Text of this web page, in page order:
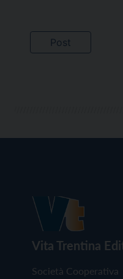
Vita Trentina
Società Cooperativa